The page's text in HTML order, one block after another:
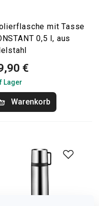
mit Tasse
0,5 l, aus
€
Lager
Warenkorb